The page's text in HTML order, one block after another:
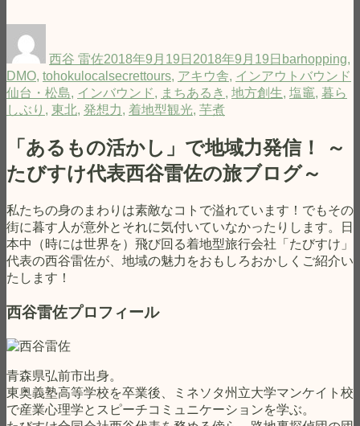
情
報
発
信」
の
は
「地
域
魅
力
を
ツ
ア
化
て
販
売」
し
よ
者西谷 雷佐日:
2018年9月19日 2018年9月19日 barhopping,
DMO, tohokulocalsecrettours, アキウ舎, インアウトバウンド
仙台・松島, インバウンド, まちあるき , 地方創生, 塩竈, 暮ら
しぶり , 東北, 発想力, 着地型観光, 芋煮
「あるもの活かし」で地域力発信！ ～
たびすけ代表西谷雷佐の旅ブログ～
私たちの身のまわりは素敵なコトで溢れています！でもその
街に暮す人が意外とそれに気付いていなかったりします。日
本中（時には世界を）飛び回る着地型旅行会社「たびすけ」
代表の西谷雷佐が、地域の魅力をおもしろおかしくご紹介い
たします！
西谷雷佐プロフィール
青森県弘前市出身。
東奥義塾高等学校を卒業後、ミネソタ州立大学マンケイト校
で産業心理学とスピーチコミュニケーションを学ぶ。